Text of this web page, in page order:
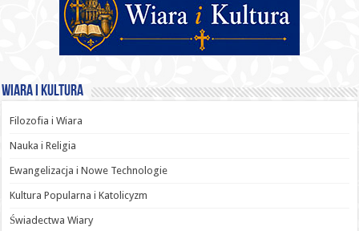
Wiara i Kultura
Filozofia i Wiara
Nauka i Religia
Ewangelizacja i Nowe Technologie
Kultura Popularna i Katolicyzm
Świadectwa Wiary